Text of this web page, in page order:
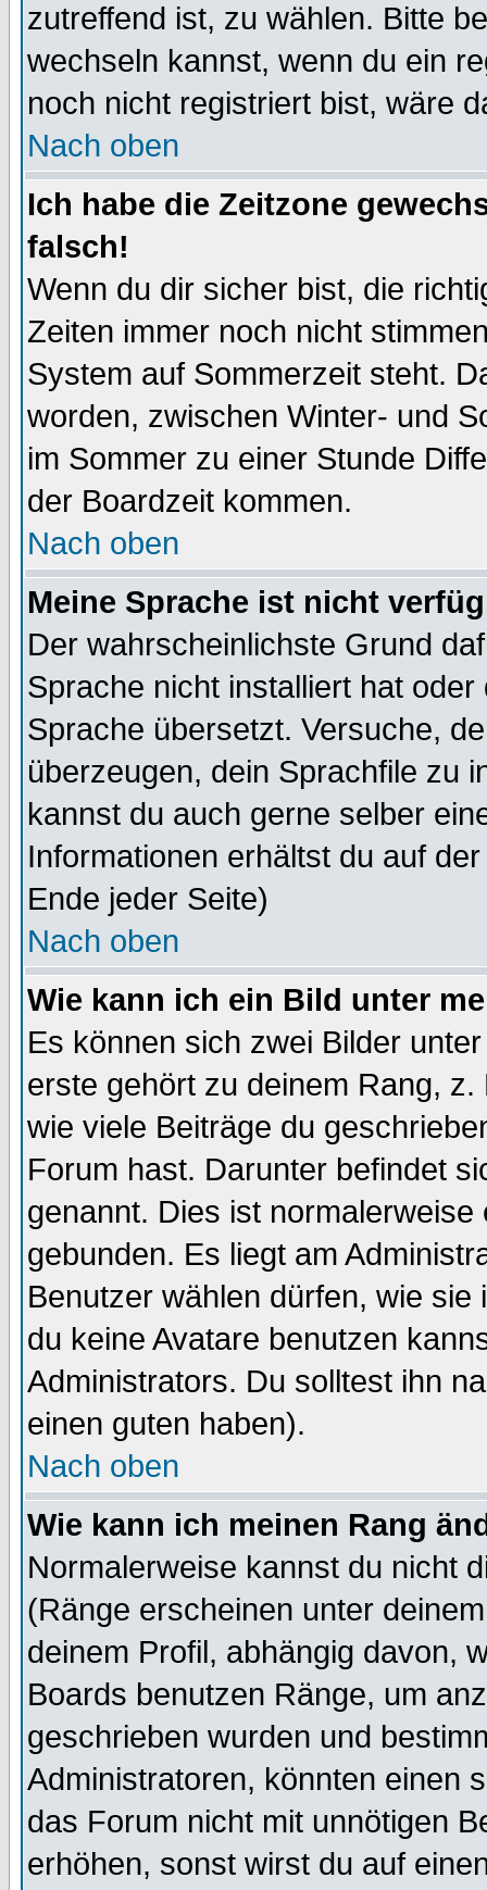
zutreffend ist, zu wählen. Bitte
wechseln kannst, wenn du ein
noch nicht registriert bist, wäre
Nach oben
Ich habe die Zeitzone
falsch!
Wenn du dir sicher bist, die
Zeiten immer noch nicht
System auf Sommerzeit steht.
worden, zwischen Winter- und
im Sommer zu einer Stunde
der Boardzeit kommen.
Nach oben
Meine Sprache ist nicht
Der wahrscheinlichste Grund
Sprache nicht installiert hat
Sprache übersetzt. Versuche,
überzeugen, dein Sprachfile zu
kannst du auch gerne selber
Informationen erhältst du auf
Ende jeder Seite)
Nach oben
Wie kann ich ein Bild unter
Es können sich zwei Bilder
erste gehört zu deinem Rang,
wie viele Beiträge du
Forum hast. Darunter befindet
genannt. Dies ist
gebunden. Es liegt am
Benutzer wählen dürfen, wie
du keine Avatare benutzen
Administrators. Du solltest ihn
einen guten haben).
Nach oben
Wie kann ich meinen Rang
Normalerweise kannst du nicht
(Ränge erscheinen unter
deinem Profil, abhängig davon,
Boards benutzen Ränge, um
geschrieben wurden und
Administratoren, könnten einen
das Forum nicht mit unnötigen
erhöhen, sonst wirst du auf